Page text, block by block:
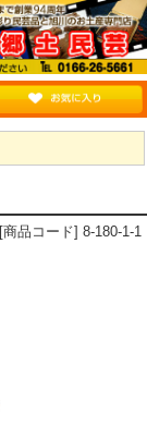
[商品コード] 8-180-1-1